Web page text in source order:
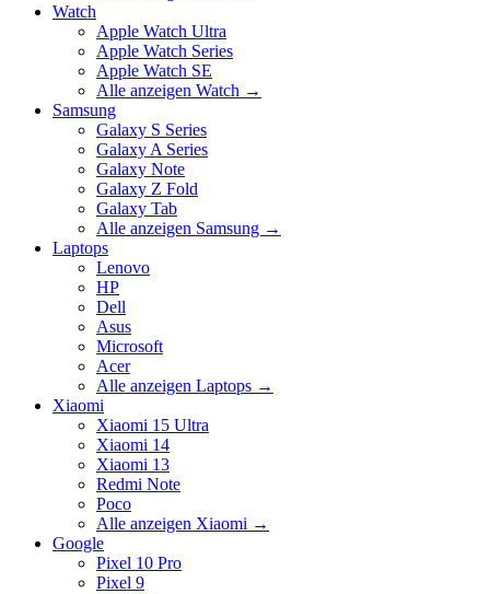
Watch
Apple Watch Ultra
Apple Watch Series
Apple Watch SE
Alle anzeigen Watch →
Samsung
Galaxy S Series
Galaxy A Series
Galaxy Note
Galaxy Z Fold
Galaxy Tab
Alle anzeigen Samsung →
Laptops
Lenovo
HP
Dell
Asus
Microsoft
Acer
Alle anzeigen Laptops →
Xiaomi
Xiaomi 15 Ultra
Xiaomi 14
Xiaomi 13
Redmi Note
Poco
Alle anzeigen Xiaomi →
Google
Pixel 10 Pro
Pixel 9